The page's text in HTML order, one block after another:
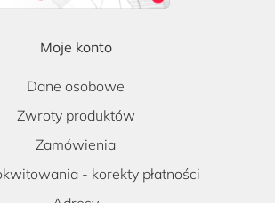
Moje konto
Dane osobowe
Zwroty produktów
Zamówienia
- korekty płatności